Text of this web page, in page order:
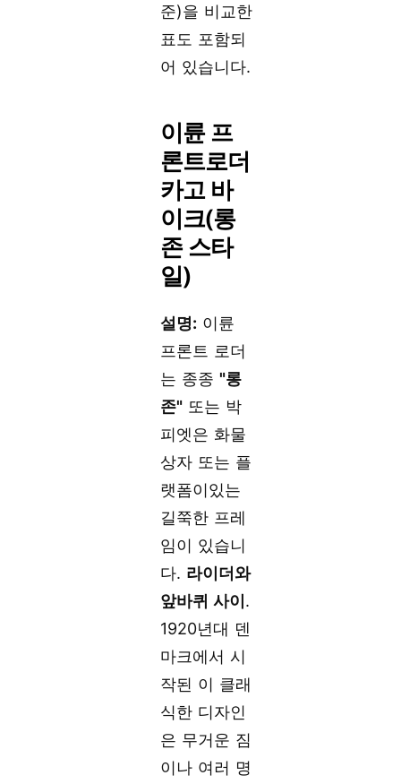
준)을 비교한
표도 포함되
어 있습니다.
이륜 프
론트로더
카고 바
이크(롱
존 스타
일)
설명: 이륜
프론트 로더
는 종종"롱
존" 또는 박
피엣은 화물
상자 또는 플
랫폼이있는
길쭉한 프레
임이 있습니
다. 라이더와
앞바퀴 사이.
1920년대 덴
마크에서 시
작된 이 클래
식한 디자인
은 무거운 짐
이나 여러 명